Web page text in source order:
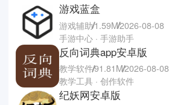
游戏蓝盒
游戏辅助1.59M2026-08-08
手游中心 · 手游助手
反向词典app安卓版
教学软件91.81M2026-08-08
教学工具 · 创作软件
纪妖网安卓版